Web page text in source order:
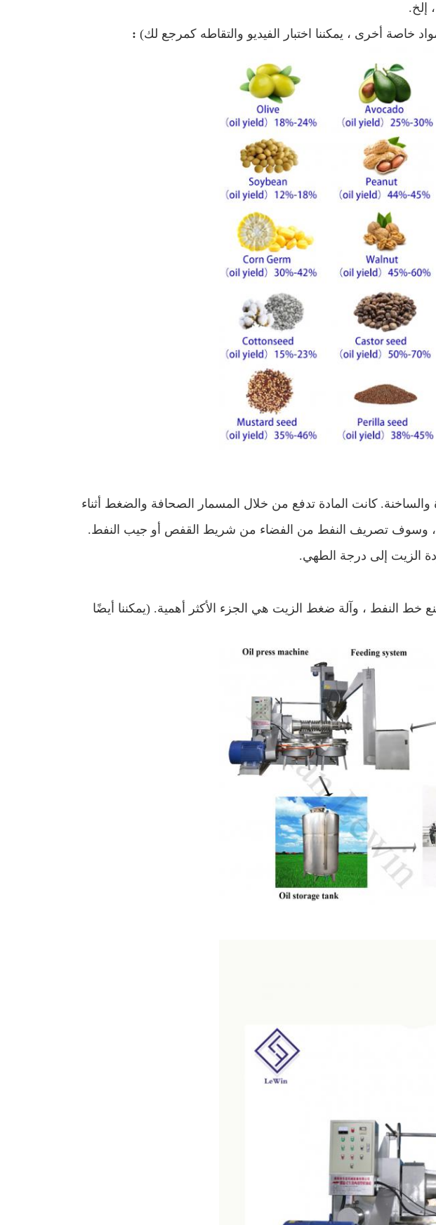
إلخ.
خاصة أخرى ، يمكننا اختبار الفيديو والتقاطه كمرجع لك) :
كانت المادة تدفع من خلال المسمار الصحافة والضغط أثناء
، وسوف تصريف النفط من الفضاء من شريط القفص أو جيب النفط.
الزيت إلى درجة الطهي.
خط النفط ، وآلة ضغط الزيت هي الجزء الأكثر أهمية. (يمكننا أيضًا